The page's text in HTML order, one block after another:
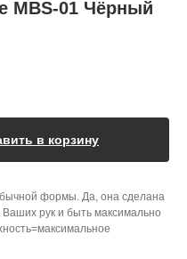
MBS-01 Чёрный
в корзину
формы. Да, она сделана
рук и быть максимально